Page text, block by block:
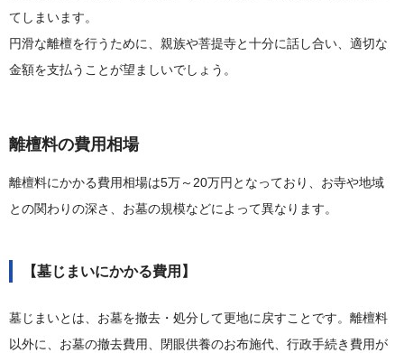
てしまいます。
円滑な離檀を行うために、親族や菩提寺と十分に話し合い、適切な
金額を支払うことが望ましいでしょう。
離檀料の費用相場
離檀料にかかる費用相場は5万～20万円となっており、お寺や地域
との関わりの深さ、お墓の規模などによって異なります。
【墓じまいにかかる費用】
墓じまいとは、お墓を撤去・処分して更地に戻すことです。離檀料
以外に、お墓の撤去費用、閉眼供養のお布施代、行政手続き費用が